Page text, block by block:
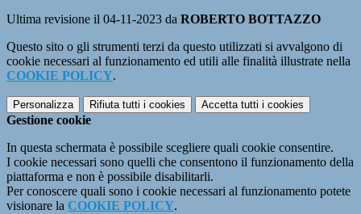
Ultima revisione il 04-11-2023 da ROBERTO BOTTAZZO
Questo sito o gli strumenti terzi da questo utilizzati si avvalgono di
cookie necessari al funzionamento ed utili alle finalità illustrate nella
COOKIE POLICY.
Personalizza Rifiuta tutti i cookies Accetta tutti i cookies
Gestione cookie
In questa schermata è possibile scegliere quali cookie consentire.
I cookie necessari sono quelli che consentono il funzionamento della
piattaforma e non è possibile disabilitarli.
Per conoscere quali sono i cookie necessari al funzionamento potete
visionare la COOKIE POLICY.